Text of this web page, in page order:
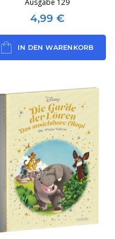
Ausgabe 129
4,99 €
IN DEN WARENKORB